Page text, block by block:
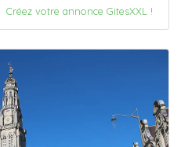
Créez votre annonce GitesXXL !